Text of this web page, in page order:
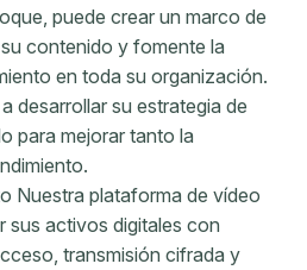
puede crear un marco de
contenido y fomente la
en toda su organización.
desarrollar su estrategia de
para mejorar tanto la
Nuestra plataforma de vídeo
sus activos digitales con
transmisión cifrada y